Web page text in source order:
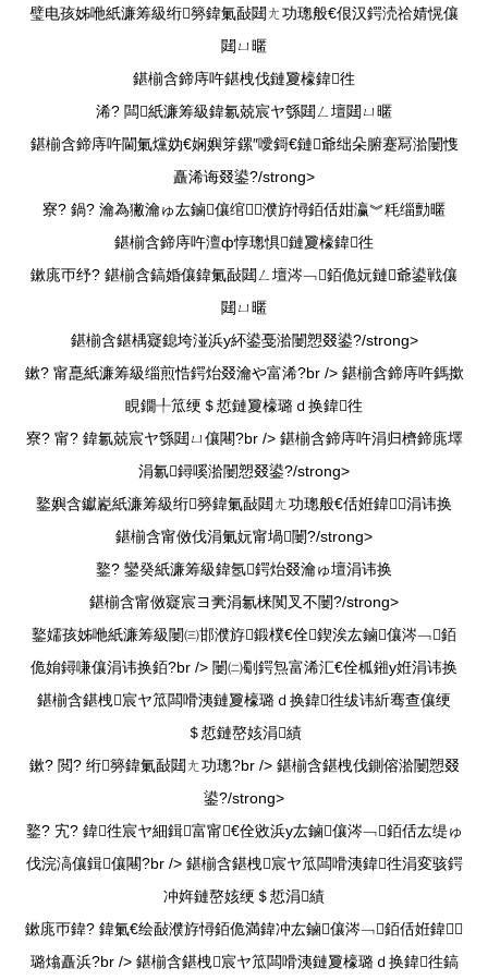
璧电孩姊咃紙濂筹級绗簩鍏氭敮閮ㄤ功璁般€佷汉鍔涜祫婧愰儴
閮ㄩ暱
鍖椾含鍗庤吘鍖栧伐鏈夐檺鍏徃
浠? 闆紙濂筹級鍏氱兢宸ヤ綔閮ㄥ壇閮ㄩ暱
鍖椾含鍗庤吘閫氭爣妫€娴嬩笌鏍″噯鎶€鏈爺绌朵腑蹇冩湁闄愯
矗浠诲叕鍙?/strong>
寮? 鍋? 瀹為獙瀹ゅ厷鏀儴绾濮斿憳銆佸姏瀛︾粍缁勯暱
鍖椾含鍗庤吘澶ф惇璁惧鏈夐檺鍏徃
鏉庣帀纾? 鍖椾含鎬婚儴鍏氭敮閮ㄥ壇涔﹁銆佹妧鏈爺鍙戦儴
閮ㄩ暱
鍖椾含鍖楀寲鎴垮湴浜у紑鍙戞湁闄愬叕鍙?/strong>
鏉? 甯嗭紙濂筹級缁煎悎鍔炲叕瀹や富浠?br /> 鍖椾含鍗庤吘鎷撳
睍鐗╀笟绠＄悊鏈夐檺璐ｄ换鍏徃
寮? 甯? 鍏氱兢宸ヤ綔閮ㄩ儴闀?br /> 鍖椾含鍗庤吘涓归櫅鍗庣墿
涓氱鐞嗘湁闄愬叕鍙?/strong>
鐜嬩含钀嶏紙濂筹級绗簩鍏氭敮閮ㄤ功璁般€佸姙鍏涓讳换
鍖椾含甯傚伐涓氭妧甯堝闄?/strong>
鐜? 鑾癸紙濂筹級鍏氬鍔炲叕瀹ゅ壇涓讳换
鍖椾含甯傚寲宸ヨ亴涓氱梾闃叉不闄?/strong>
鐜嬬孩姊咃紙濂筹級闄㈢邯濮斿鍛樸€佺鍥涘厷鏀儴涔﹁銆
佹姢鐞嗛儴涓讳换銆?br /> 闄㈡劅鍔炰富浠汇€佺柧鎺у姙涓讳换
鍖椾含鍖栧宸ヤ笟闆嗗洟鏈夐檺璐ｄ换鍏徃绂讳紤骞查儴绠
＄悊鏈嶅姟涓績
鏉? 閲? 绗簩鍏氭敮閮ㄤ功璁?br /> 鍖椾含鍖栧伐鍘傛湁闄愬叕
鍙?/strong>
鐜? 宄? 鍏徃宸ヤ細鍓富甯€佺敓浜у厷鏀儴涔﹁銆佸厷缇ゅ
伐浣滈儴鍓儴闀?br /> 鍖椾含鍖栧宸ヤ笟闆嗗洟鍏徃涓変骇鍔
冲姩鏈嶅姟绠＄悊涓績
鏉庣帀鍏? 鍏氭€绘敮濮斿憳銆佹満鍏冲厷鏀儴涔﹁銆佸姙鍏
璐熻矗浜?br /> 鍖椾含鍖栧宸ヤ笟闆嗗洟鏈夐檺璐ｄ换鍏徃鎬